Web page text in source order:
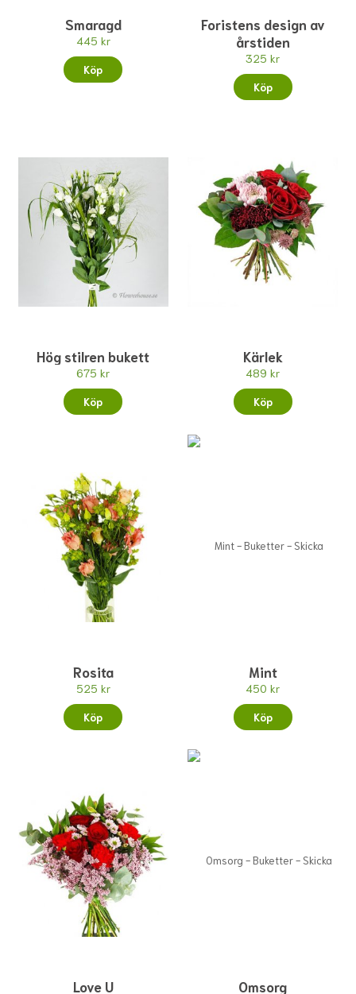
Smaragd
445 kr
Köp
Foristens design av
årstiden
325 kr
Köp
Hög stilren bukett
675 kr
Köp
Kärlek
489 kr
Köp
Rosita
525 kr
Köp
Mint
450 kr
Köp
Love U Omsorg